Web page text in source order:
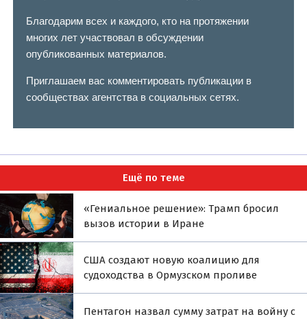
Благодарим всех и каждого, кто на протяжении
многих лет участвовал в обсуждении
опубликованных материалов.
Приглашаем вас комментировать публикации в
сообществах агентства в социальных сетях.
Ещё по теме
«Гениальное решение»: Трамп бросил
вызов истории в Иране
США создают новую коалицию для
судоходства в Ормузском проливе
Пентагон назвал сумму затрат на войну с